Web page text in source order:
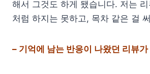
해서 그것도 하게 됐습니다. 저는
처럼 하지는 못하고, 목차 같은 걸
– 기억에 남는 반응이 나왔던 리뷰